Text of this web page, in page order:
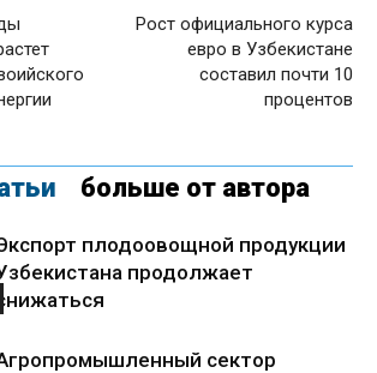
Рост официального курса
евро в Узбекистане
составил почти 10
процентов
больше от автора
плодоовощной продукции
продолжает
снижаться
сектор